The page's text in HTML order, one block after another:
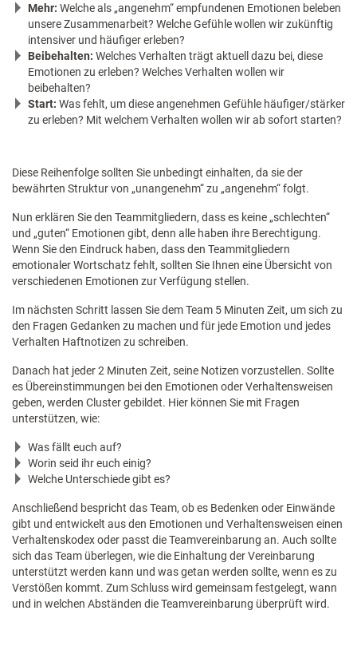
Mehr: Welche als „angenehm“ empfundenen Emotionen beleben
unsere Zusammenarbeit? Welche Gefühle wollen wir zukünftig
intensiver und häufiger erleben?
Beibehalten: Welches Verhalten trägt aktuell dazu bei, diese
Emotionen zu erleben? Welches Verhalten wollen wir
beibehalten?
Start: Was fehlt, um diese angenehmen Gefühle häufiger/stärker
zu erleben? Mit welchem Verhalten wollen wir ab sofort starten?
Diese Reihenfolge sollten Sie unbedingt einhalten, da sie der
bewährten Struktur von „unangenehm“ zu „angenehm“ folgt.
Nun erklären Sie den Teammitgliedern, dass es keine „schlechten“
und „guten“ Emotionen gibt, denn alle haben ihre Berechtigung.
Wenn Sie den Eindruck haben, dass den Teammitgliedern
emotionaler Wortschatz fehlt, sollten Sie Ihnen eine Übersicht von
verschiedenen Emotionen zur Verfügung stellen.
Im nächsten Schritt lassen Sie dem Team 5 Minuten Zeit, um sich zu
den Fragen Gedanken zu machen und für jede Emotion und jedes
Verhalten Haftnotizen zu schreiben.
Danach hat jeder 2 Minuten Zeit, seine Notizen vorzustellen. Sollte
es Übereinstimmungen bei den Emotionen oder Verhaltensweisen
geben, werden Cluster gebildet. Hier können Sie mit Fragen
unterstützen, wie:
Was fällt euch auf?
Worin seid ihr euch einig?
Welche Unterschiede gibt es?
Anschließend bespricht das Team, ob es Bedenken oder Einwände
gibt und entwickelt aus den Emotionen und Verhaltensweisen einen
Verhaltenskodex oder passt die Teamvereinbarung an. Auch sollte
sich das Team überlegen, wie die Einhaltung der Vereinbarung
unterstützt werden kann und was getan werden sollte, wenn es zu
Verstößen kommt. Zum Schluss wird gemeinsam festgelegt, wann
und in welchen Abständen die Teamvereinbarung überprüft wird.